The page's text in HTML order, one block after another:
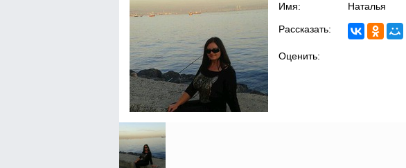
Имя: Наталья
Рассказать:
Оценить: